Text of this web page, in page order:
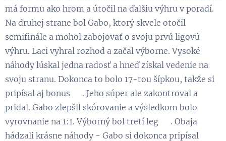
má formu ako hrom a útočil na ďalšiu výhru v poradí.
Na druhej strane bol Gabo, ktorý skvele otočil
semifinále a mohol zabojovať o svoju prvú ligovú
výhru. Laci vyhral rozhod a začal výborne. Vysoké
náhody lúskal jedna radosť a hneď získal vedenie na
svoju stranu. Dokonca to bolo 17-tou šípkou, takže si
pripísal aj bonus 💪. Jeho súper ale zakontroval a
pridal. Gabo zlepšil skórovanie a výsledkom bolo
vyrovnanie na 1:1. Výborný bol tretí leg 👏. Obaja
hádzali krásne náhody - Gabo si dokonca pripísal